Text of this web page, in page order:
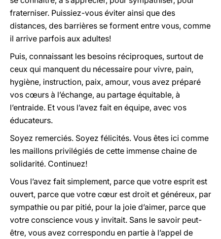
fraterniser. Puissiez-vous éviter ainsi que des
distances, des barrières se forment entre vous, comme
il arrive parfois aux adultes!
Puis, connaissant les besoins réciproques, surtout de
ceux qui manquent du nécessaire pour vivre, pain,
hygiène, instruction, paix, amour, vous avez préparé
vos cœurs à l’échange, au partage équitable, à
l’entraide. Et vous l’avez fait en équipe, avec vos
éducateurs.
Soyez remerciés. Soyez félicités. Vous êtes ici comme
les maillons privilégiés de cette immense chaine de
solidarité. Continuez!
Vous l’avez fait simplement, parce que votre esprit est
ouvert, parce que votre cœur est droit et généreux, par
sympathie ou par pitié, pour la joie d’aimer, parce que
votre conscience vous y invitait. Sans le savoir peut-
être, vous avez correspondu en partie à l’appel de